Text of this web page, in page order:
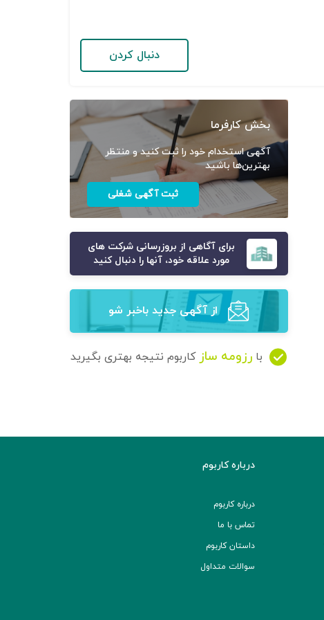
دنبال کردن
بخش کارفرما
آگهی استخدام خود را ثبت کنید و منتظر
بهترین‌ها باشید
ثبت آگهی شغلی
برای آگاهی از بروزرسانی شرکت های
مورد علاقه خود، آنها را دنبال کنید
از آگهی‌ جدید باخبر شو
با رزومه ساز کاربوم نتیجه بهتری بگیرید
درباره کاربوم
درباره کاربوم
تماس با ما
داستان کاربوم
سوالات متداول